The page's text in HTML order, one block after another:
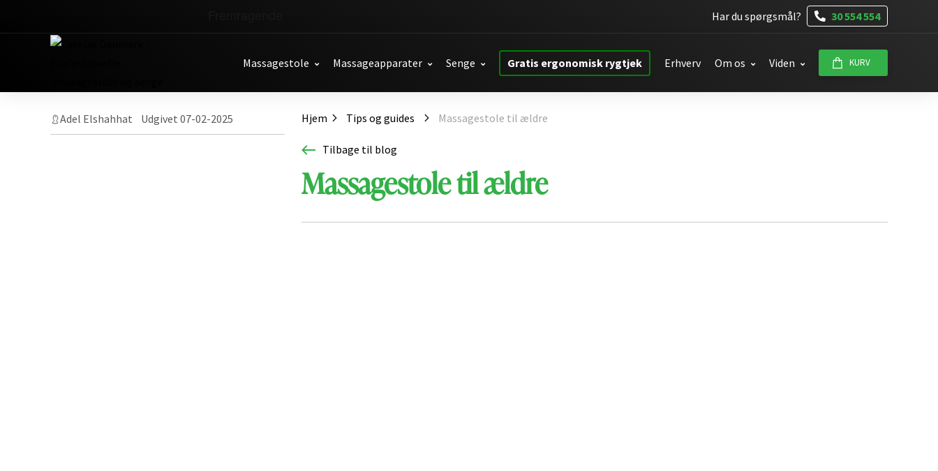
Har du spørgsmål? 30 554 554
Massagestole Massageapparater Senge Gratis ergonomisk rygtjek Erhverv Om os Viden KURV
Adel Elshahhat Udgivet 07-02-2025 Hjem Tips og guides Massagestole til ældre
Tilbage til blog
Massagestole til ældre